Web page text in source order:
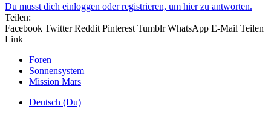
Du musst dich einloggen oder registrieren, um hier zu antworten.
Teilen:
Facebook Twitter Reddit Pinterest Tumblr WhatsApp E-Mail Teilen
Link
Foren
Sonnensystem
Mission Mars
Deutsch (Du)